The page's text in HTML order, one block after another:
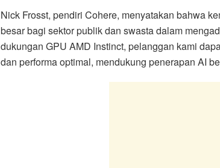
Nick Frosst, pendiri Cohere, menyatakan bahwa
besar bagi sektor publik dan swasta dalam
dukungan GPU AMD Instinct, pelanggan kami
dan performa optimal, mendukung penerapan AI